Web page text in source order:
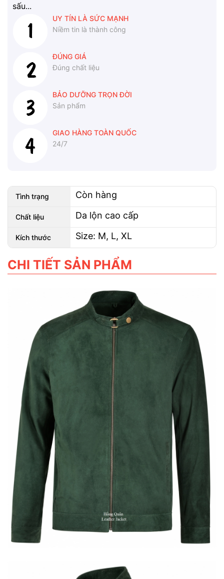
sấu...
UY TÍN LÀ SỨC MẠNH
Niềm tin là thành công
ĐÚNG GIÁ
Đúng chất liệu
BẢO DƯỠNG TRỌN ĐỜI
Sản phẩm
GIAO HÀNG TOÀN QUỐC
24/7
Tình trạng Còn hàng
Chất liệu Da lộn cao cấp
Kích thước Size: M, L, XL
CHI TIẾT SẢN PHẨM